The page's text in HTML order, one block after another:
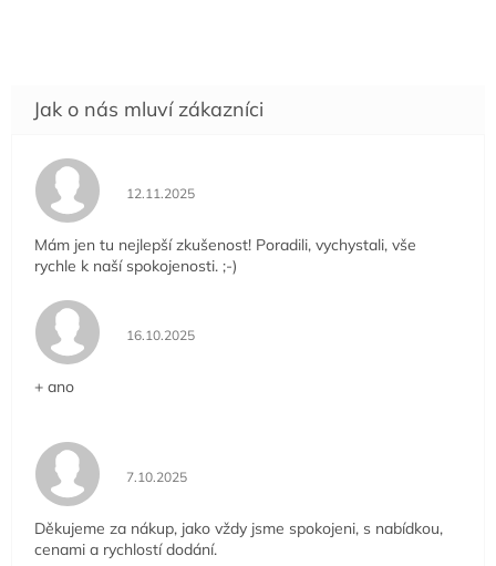
Hodnocení obchodu je 5 z 5 hvězdiček.
12.11.2025
Mám jen tu nejlepší zkušenost! Poradili, vychystali, vše
rychle k naší spokojenosti. ;-)
Hodnocení obchodu je 5 z 5 hvězdiček.
16.10.2025
+ ano
Hodnocení obchodu je 5 z 5 hvězdiček.
7.10.2025
Děkujeme za nákup, jako vždy jsme spokojeni, s nabídkou,
cenami a rychlostí dodání.